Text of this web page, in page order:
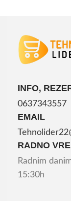
INFO,
0637343557
EMAIL
RADNO
Radnim
15:30h